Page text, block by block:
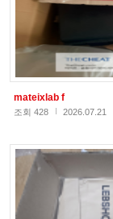
mateixlab f
조회 428 2026.07.21